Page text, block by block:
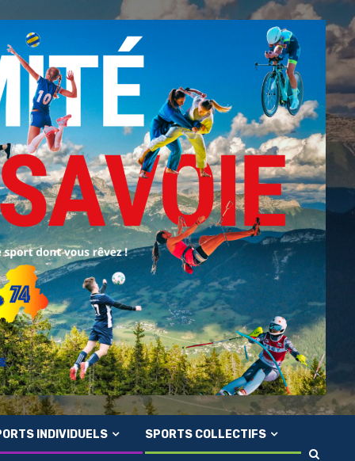
INDIVIDUELS SPORTS COLLECTIFS